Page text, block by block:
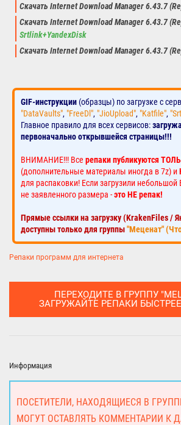
Скачать Internet Download Manager 6.43.7
Скачать Internet Download Manager 6.43.7
Srtlink+YandexDisk
Скачать Internet Download Manager 6.43.7
GIF-инструкции (образцы) по загрузке с
"DataVaults", "FreeDl", "JioUpload", "Katfile",
Главное правило для всех сервисов:
первоначально открывшейся страницы!!!
ВНИМАНИЕ!!! Все репаки публикуются
(дополнительные материалы иногда в 7z) и
для распаковки! Если загрузили небольшой
не заявленного размера -это НЕ репак!
Прямые ссылки на загрузку (KrakenFiles /
доступны только для группы"Меценат"
Репаки программ для интернета
ПЕРЕХОДИТЕ В ГРУППУ
ЗАГРУЖАЙТЕ РЕПАКИ
Информация
ПОСЕТИТЕЛИ, НАХОДЯЩИЕСЯ В
МОГУТ ОСТАВЛЯТЬ КОММЕНТАРИИ К